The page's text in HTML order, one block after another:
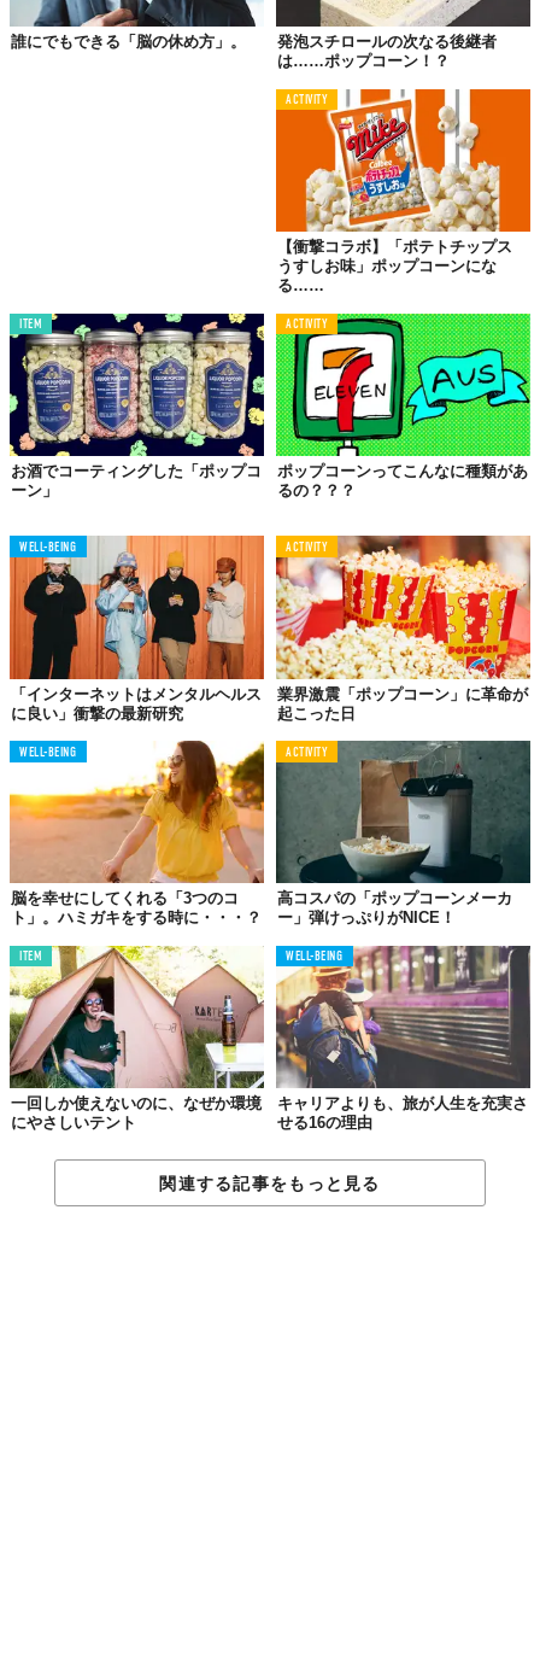
たとえばアプリごとに使用時間の制限を設けるなどして、直接的
に脳に空きスペースを確保することはやはり効果的なよう。
片化されてしまう。その結果、我々の脳は長時間にわたってひと
つのことに集中しづらくなる。ならば、そもそも「見ない、触ら
ない」という時間を確保することを意識的につくることが必要な
日々のなかで体系化された日課を確立することは、タスク管理の
みならず脳の管理にも役立つようだ。日々ルーティンを実践する
ことでネガティブな習慣を効果的に抑制でき、集中して生産的な
タスクを継続する一助となるという考え。精神と肉体をととの
え、ルーティンワークで脳の整理をしてみてはいかがだろう。
〜・〜〜・〜〜・〜
トラバース氏はこうもいう。これらの対策はポップコーン脳を緩
和させるだけでなく、多くの精神的な問題にも機能する可能性が
ある、と。それでも、もしネットの過度な使用が日常生活に悪影
響を及ぼしていると自覚する際には、ためらわず専門家の助けを
求める必要もあることは言うまでもない。
Reference:
A Psychologist Explains The Rise Of ‘Popcorn Brain’
TABI LABO
この世界は、もっと広いはずだ。
誰にでもできる「脳の休め方」。
発泡スチロールの次なる後継者
は……ポップコーン！？
ACTIVITY
【衝撃コラボ】「ポテトチップス
うすしお味」ポップコーンにな
る……
ITEM
お酒でコーティングした「ポップコ
ーン」
ACTIVITY
ポップコーンってこんなに種類があ
るの？？？
WELL-BEING
「インターネットはメンタルヘルス
に良い」衝撃の最新研究
ACTIVITY
業界激震「ポップコーン」に革命が
起こった日
WELL-BEING
脳を幸せにしてくれる「3つのコ
ト」。ハミガキをする時に・・・？
ACTIVITY
高コスパの「ポップコーンメーカ
ー」弾けっぷりがNICE！
ITEM
一回しか使えないのに、なぜか環境
にやさしいテント
WELL-BEING
キャリアよりも、旅が人生を充実さ
せる16の理由
関連する記事をもっと見る